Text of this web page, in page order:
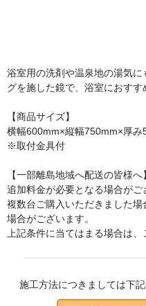
UB後付けタイプ
アクセサリー
アクセサリーその他
収納キャビネット・棚
収納キャビネット・
収納キャビネット・
紙巻器・トイレット
浴室用の洗剤や温泉地の湯気
グを施した鏡で、浴室におすす
【商品サイズ】
横幅600mm×縦幅750mm×厚み
※取付金具付
【一部離島地域へ配送の皆様へ】
追加料金が必要となる場合がご
複数台ご購入いただきました
場合がございます。
上記条件に当てはまる場合は
施工方法につきましては下